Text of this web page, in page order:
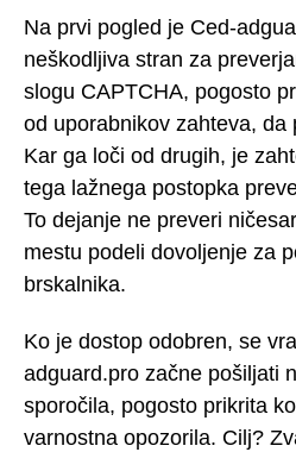
Na prvi pogled je Ced-
neškodljiva stran za
slogu CAPTCHA, pogosto
od uporabnikov zahteva, da
Kar ga loči od drugih, je
tega lažnega postopka
To dejanje ne preveri
mestu podeli dovoljenje za
brskalnika.
Ko je dostop odobren, se
adguard.pro začne pošiljati
sporočila, pogosto prikrita
varnostna opozorila. Cilj?